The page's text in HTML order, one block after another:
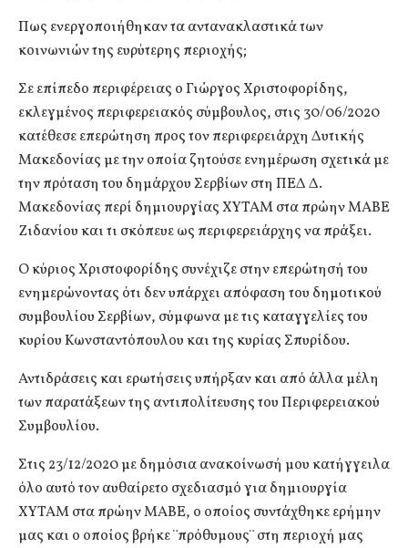
Πως ενεργοποιήθηκαν τα αντανακλαστικά των
κοινωνιών της ευρύτερης περιοχής;
Σε επίπεδο περιφέρειας ο Γιώργος Χριστοφορίδης,
εκλεγμένος περιφερειακός σύμβουλος, στις 30/06/2020
κατέθεσε επερώτηση προς τον περιφερειάρχη Δυτικής
Μακεδονίας με την οποία ζητούσε ενημέρωση σχετικά με
την πρόταση του δημάρχου Σερβίων στη ΠΕΔ Δ.
Μακεδονίας περί δημιουργίας ΧΥΤΑΜ στα πρώην ΜΑΒΕ
Ζιδανίου και τι σκόπευε ως περιφερειάρχης να πράξει.
Ο κύριος Χριστοφορίδης συνέχιζε στην επερώτησή του
ενημερώνοντας ότι δεν υπάρχει απόφαση του δημοτικού
συμβουλίου Σερβίων, σύμφωνα με τις καταγγελίες του
κυρίου Κωνσταντόπουλου και της κυρίας Σπυρίδου.
Αντιδράσεις και ερωτήσεις υπήρξαν και από άλλα μέλη
των παρατάξεων της αντιπολίτευσης του Περιφερειακού
Συμβουλίου.
Στις 23/12/2020 με δημόσια ανακοίνωσή μου κατήγγειλα
όλο αυτό τον αυθαίρετο σχεδιασμό για δημιουργία
ΧΥΤΑΜ στα πρώην ΜΑΒΕ, ο οποίος συντάχθηκε ερήμην
μας και ο οποίος βρήκε ¨πρόθυμους¨ στη περιοχή μας